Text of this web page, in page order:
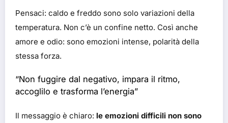
Pensaci: caldo e freddo sono solo variazioni della
temperatura. Non c’è un confine netto. Così anche
amore e odio: sono emozioni intense, polarità della
stessa forza.
“Non fuggire dal negativo, impara il ritmo,
accoglilo e trasforma l’energia”
Il messaggio è chiaro: le emozioni difficili non sono